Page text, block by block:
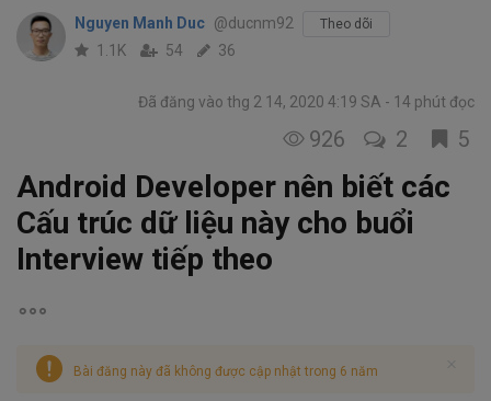
Nguyen Manh Duc @ducnm92 Theo dõi
1.1K 54 36
Đã đăng vào thg 2 14, 2020 4:19 SA 14 phút đọc
926 2 5
Android Developer nên biết các
Cấu trúc dữ liệu này cho buổi
Interview tiếp theo
Bài đăng này đã không được cập nhật trong 6 năm